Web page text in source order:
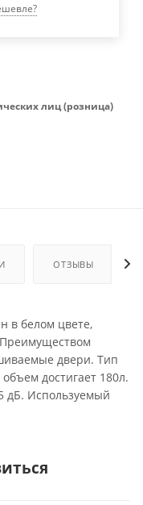
лиц (розница)
ОТЗЫВЫ
в белом цвете,
Преимуществом
двери. Тип
достигает 180л.
дБ. Используемый